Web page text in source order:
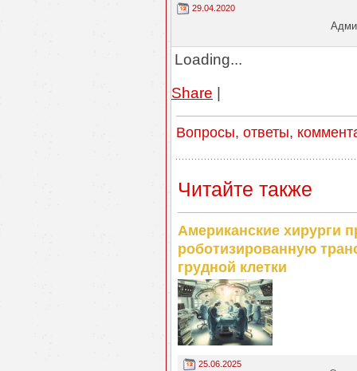
29.04.2020
Loading...
Share |
Вопросы, ответы,
Читайте также
Американские хирурги
роботизированную
грудной клетки
25.06.2025